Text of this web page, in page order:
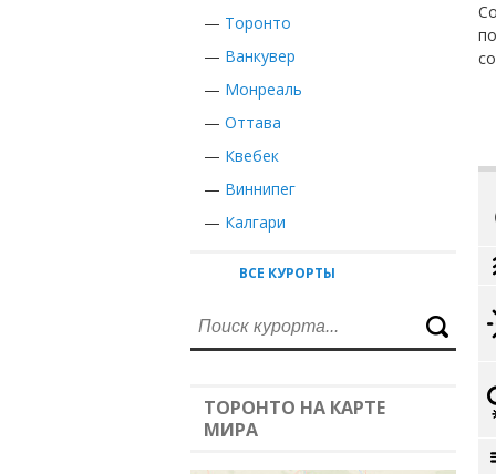
— Торонто
— Ванкувер
— Монреаль
— Оттава
— Квебек
— Виннипег
— Калгари
ВСЕ КУРОРТЫ
ТОРОНТО НА КАРТЕ
МИРА